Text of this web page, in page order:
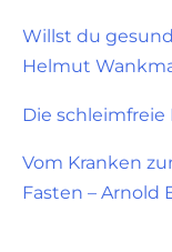
Willst du
Helmut
Die schleimfreie
Vom Kranken
Fasten – Arnold